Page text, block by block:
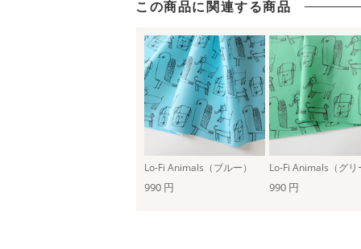
この商品に関連する商品
Lo-Fi Animals（ブルー） Lo-Fi Animals（グリ
990 円 990 円